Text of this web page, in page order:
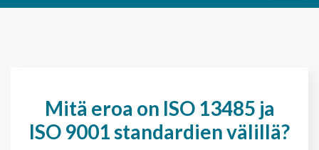
Mitä eroa on ISO 13485 ja
ISO 9001 standardien välillä?